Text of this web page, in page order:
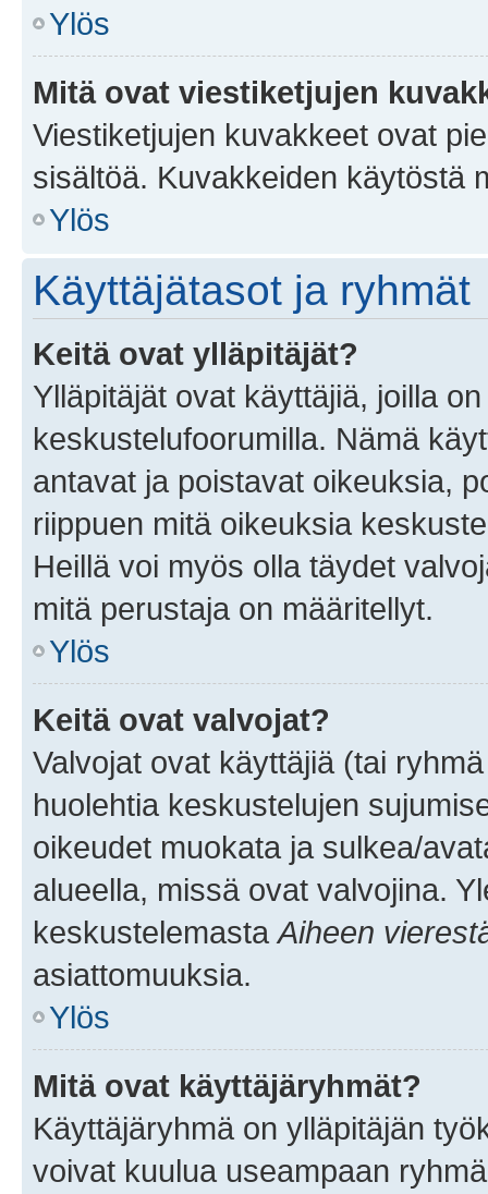
Ylös
Mitä ovat viestiketjujen
Viestiketjujen kuvakkeet ovat
sisältöä. Kuvakkeiden käytöstä
Ylös
Käyttäjätasot ja ryhmät
Keitä ovat ylläpitäjät?
Ylläpitäjät ovat käyttäjiä, joilla
keskustelufoorumilla. Nämä
antavat ja poistavat oikeuksia,
riippuen mitä oikeuksia
Heillä voi myös olla täydet
mitä perustaja on määritellyt.
Ylös
Keitä ovat valvojat?
Valvojat ovat käyttäjiä (tai
huolehtia keskustelujen
oikeudet muokata ja sulkea/
alueella, missä ovat valvojina.
keskustelemasta Aiheen
asiattomuuksia.
Ylös
Mitä ovat käyttäjäryhmät?
Käyttäjäryhmä on ylläpitäjän
voivat kuulua useampaan